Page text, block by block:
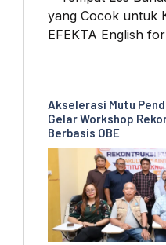
Akselerasi Mutu
Gelar Workshop
Berbasis OBE